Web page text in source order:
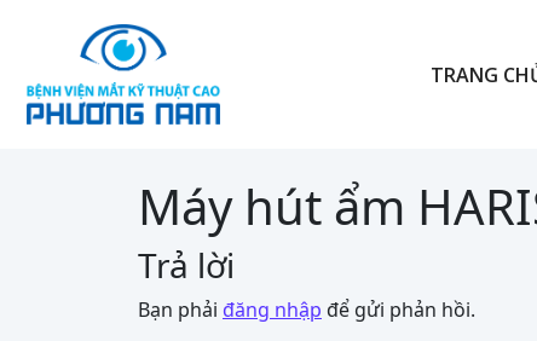
TRANG
Máy hút ẩm
Trả lời
Bạn phải đăng nhập để gửi phản hồi.